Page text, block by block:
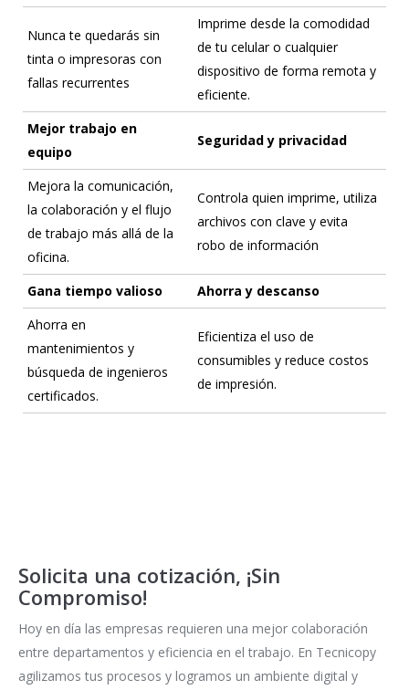
Nunca te quedarás sin
tinta o impresoras con
fallas recurrentes
Imprime desde la comodidad
de tu celular o cualquier
dispositivo de forma remota y
eficiente.
Mejor trabajo en
equipo
Seguridad y privacidad
Mejora la comunicación,
la colaboración y el flujo
de trabajo más allá de la
oficina.
Controla quien imprime, utiliza
archivos con clave y evita
robo de información
Gana tiempo valioso
Ahorra y descanso
Ahorra en
mantenimientos y
búsqueda de ingenieros
certificados.
Eficientiza el uso de
consumibles y reduce costos
de impresión.
Solicita una cotización, ¡Sin
Compromiso!
Hoy en día las empresas requieren una mejor colaboración
entre departamentos y eficiencia en el trabajo. En Tecnicopy
agilizamos tus procesos y logramos un ambiente digital y